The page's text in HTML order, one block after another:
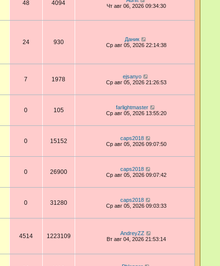
48 4094
Чт авг 06, 2026 09:34:30
24 930
Даник
Ср авг 05, 2026 22:14:38
7 1978
ejsanyo
Ср авг 05, 2026 21:26:53
0 105
farlightmaster
Ср авг 05, 2026 13:55:20
0 15152
caps2018
Ср авг 05, 2026 09:07:50
0 26900
caps2018
Ср авг 05, 2026 09:07:42
0 31280
caps2018
Ср авг 05, 2026 09:03:33
4514 1223109
AndreyZZ
Вт авг 04, 2026 21:53:14